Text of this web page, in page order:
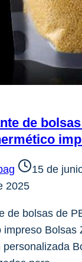
de
15 de
2025
de bolsas de
impreso Bolsas
personalizada